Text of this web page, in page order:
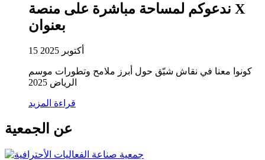
ندعوكم لمساحة مباشرة على منصة X
بعنوان
15 أكتوبر 2025
كونوا معنا في نقاش شيّق حول أبرز ملامح وتطورات موسم
الرياض 2025
قراءة المزيد
عن الجمعية